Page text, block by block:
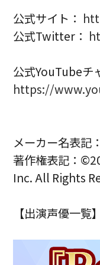
公式サイト：
公式Twitter：
公式YouTubeチ
https://
メーカー名表記
著作権表記：
Inc. All Rights
【出演声優一覧】